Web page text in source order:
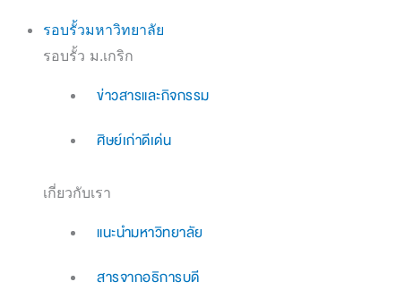
รอบรั้วมหาวิทยาลัย
รอบรั้ว ม.เกริก
ข่าวสารและกิจกรรม
ศิษย์เก่าดีเด่น
เกี่ยวกับเรา
แนะนำมหาวิทยาลัย
สารจากอธิการบดี